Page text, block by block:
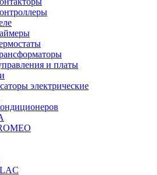
и платы
электрические